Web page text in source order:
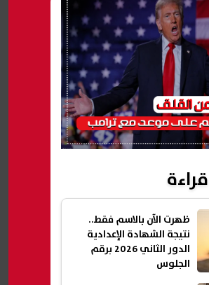
ظهرت الآن بالاسم فقط..
نتيجة الشهادة الإعدادية
الدور الثاني 2026 برقم
الجلوس